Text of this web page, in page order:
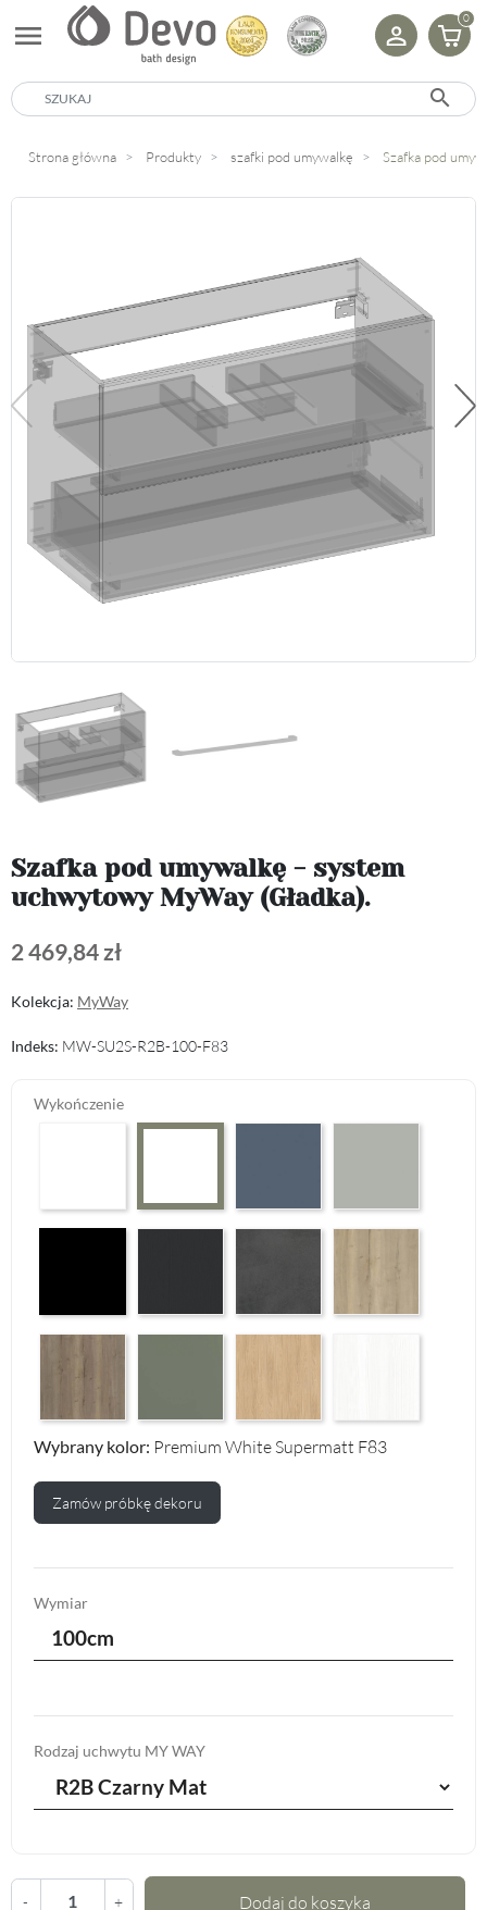
menu 0
search
Strona główna Produkty szafki pod umywalkę Szafka pod
Poprzedni
Szafka pod umywalkę - system
uchwytowy MyWay (Gładka).
2 469,84 zł
Kolekcja: MyWay
Indeks: MW-SU2S-R2B-100-F83
Wykończenie
Arctic White HG F01
Wybrany kolor: Premium White Supermatt F83
Zamów próbkę dekoru
Wymiar
100cm
Rodzaj uchwytu MY WAY
- + Dodaj do koszyka